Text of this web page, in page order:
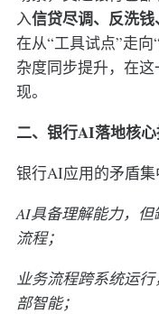
入信贷尽调、反洗
在从“工具试点”走向“
杂度同步提升，在
现。
二、银行AI落地核
银行AI应用的矛盾集
AI具备理解能力，
流程；
业务流程跨系统运
部智能；